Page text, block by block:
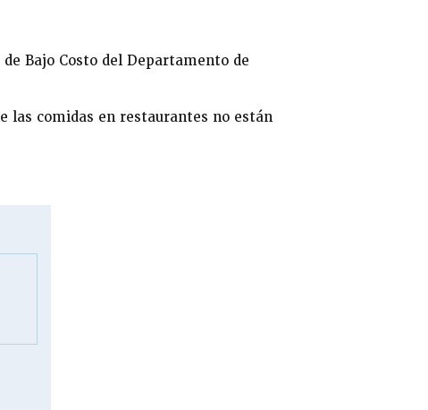
Bajo Costo del Departamento de
las comidas en restaurantes no están